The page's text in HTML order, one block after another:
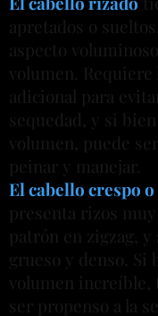
apretados o
aspecto
volumen.
adicional para
sequedad, y si
volumen, puede
peinar y manejar.
El cabello crespo
presenta rizos
patrón en zigzag, y
grueso y denso. Si
volumen increíble,
ser propenso a la